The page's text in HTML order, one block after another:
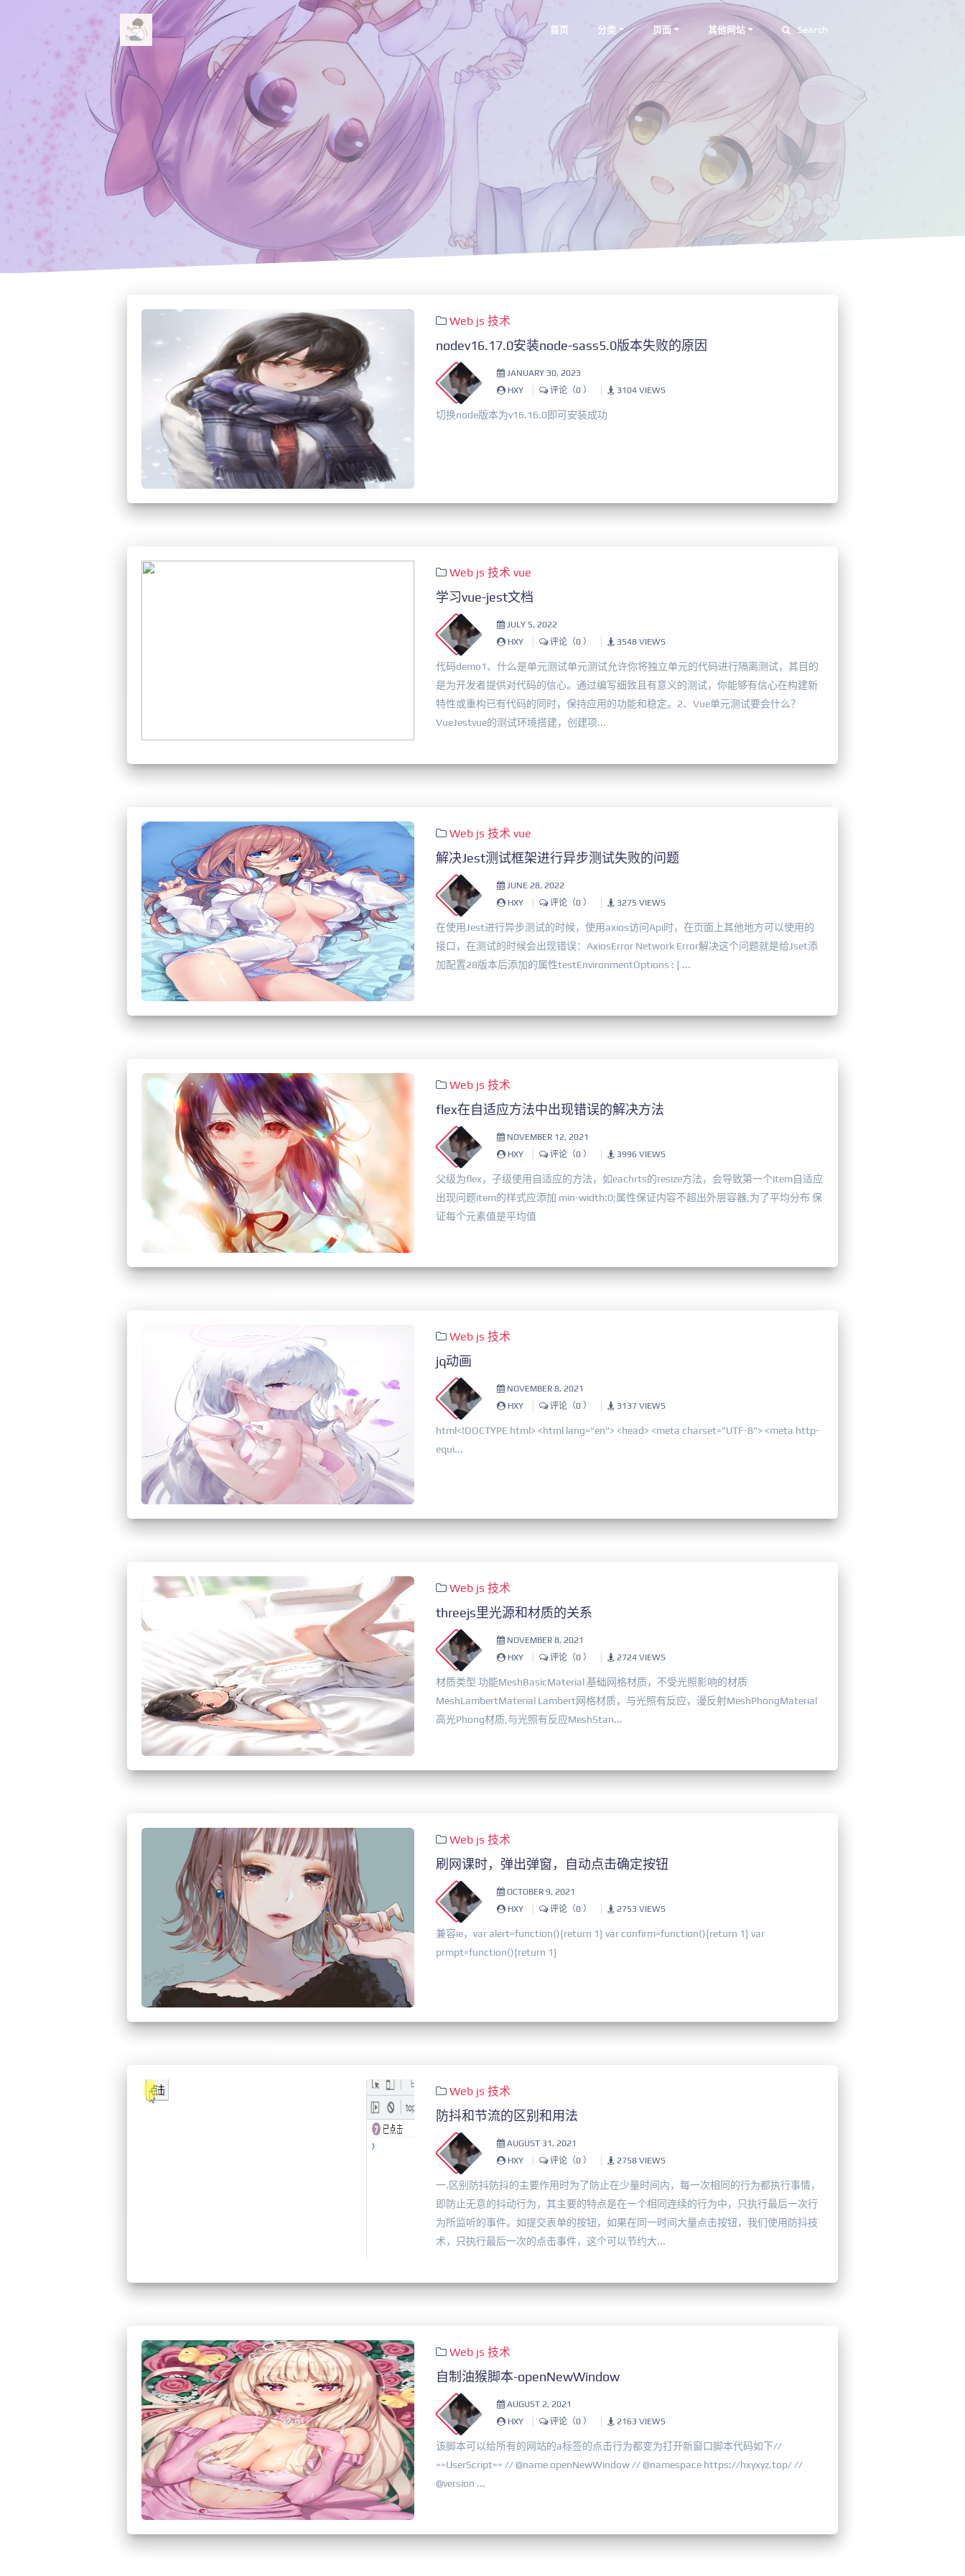
首页 分类 页面 其他网站 Search
Web js 技术
nodev16.17.0安装node-sass5.0版本失败的原因
JANUARY 30, 2023
HXY
评论（0 ） 3104 VIEWS
切换node版本为v16.16.0即可安装成功
Web js 技术 vue
学习vue-jest文档
JULY 5, 2022
HXY
评论（0 ） 3548 VIEWS
代码demo1、什么是单元测试单元测试允许你将独立单元的代码进行隔离测试，其目的
是为开发者提供对代码的信心。通过编写细致且有意义的测试，你能够有信心在构建新
特性或重构已有代码的同时，保持应用的功能和稳定。2、Vue单元测试要会什么？
VueJestvue的测试环境搭建，创建项...
Web js 技术 vue
解决Jest测试框架进行异步测试失败的问题
JUNE 28, 2022
HXY
评论（0 ） 3275 VIEWS
在使用Jest进行异步测试的时候，使用axios访问Api时，在页面上其他地方可以使用的
接口，在测试的时候会出现错误：AxiosError Network Error解决这个问题就是给Jset添
加配置28版本后添加的属性testEnvironmentOptions : { ...
Web js 技术
flex在自适应方法中出现错误的解决方法
NOVEMBER 12, 2021
HXY
评论（0 ） 3996 VIEWS
父级为flex，子级使用自适应的方法，如eachrts的resize方法，会导致第一个item自适应
出现问题item的样式应添加 min-width:0;属性保证内容不超出外层容器,为了平均分布 保
证每个元素值是平均值
Web js 技术
jq动画
NOVEMBER 8, 2021
HXY
评论（0 ） 3137 VIEWS
html<!DOCTYPE html> <html lang="en"> <head> <meta charset="UTF-8"> <meta http-
equi...
Web js 技术
threejs里光源和材质的关系
NOVEMBER 8, 2021
HXY
评论（0 ） 2724 VIEWS
材质类型 功能MeshBasicMaterial 基础网格材质，不受光照影响的材质
MeshLambertMaterial Lambert网格材质，与光照有反应，漫反射MeshPhongMaterial
高光Phong材质,与光照有反应MeshStan...
Web js 技术
刷网课时，弹出弹窗，自动点击确定按钮
OCTOBER 9, 2021
HXY
评论（0 ） 2753 VIEWS
兼容ie，var alert=function(){return 1} var confirm=function(){return 1} var
prmpt=function(){return 1}
Web js 技术
防抖和节流的区别和用法
AUGUST 31, 2021
HXY
评论（0 ） 2758 VIEWS
一.区别防抖防抖的主要作用时为了防止在少量时间内，每一次相同的行为都执行事情，
即防止无意的抖动行为，其主要的特点是在一个相同连续的行为中，只执行最后一次行
为所监听的事件。如提交表单的按钮，如果在同一时间大量点击按钮，我们使用防抖技
术，只执行最后一次的点击事件，这个可以节约大...
Web js 技术
自制油猴脚本-openNewWindow
AUGUST 2, 2021
HXY
评论（0 ） 2163 VIEWS
该脚本可以给所有的网站的a标签的点击行为都变为打开新窗口脚本代码如下//
==UserScript== // @name openNewWindow // @namespace https://hxyxyz.top/ //
@version ...